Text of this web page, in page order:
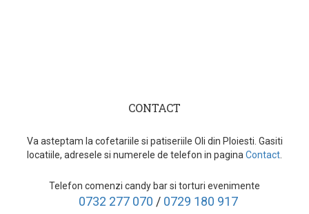
CONTACT
Va asteptam la cofetariile si patiseriile Oli din Ploiesti. Gasiti
locatiile, adresele si numerele de telefon in pagina Contact
Telefon comenzi candy bar si torturi evenimente
0732 277 070 / 0729 180 917